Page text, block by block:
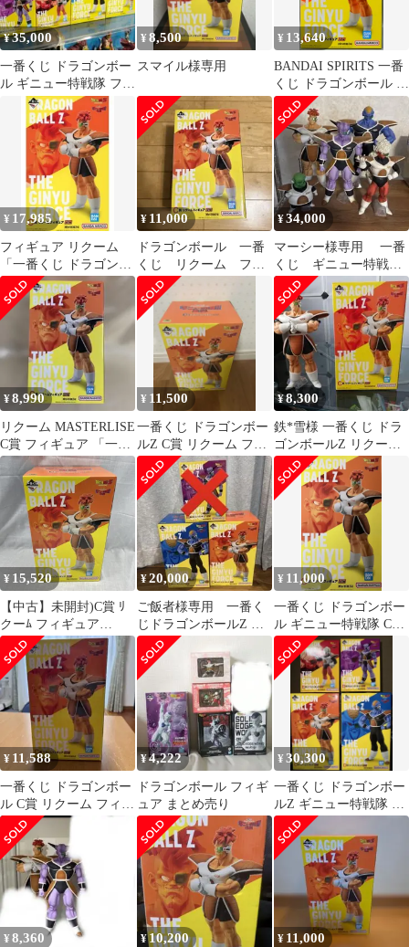
¥35,000
一番くじ ドラゴンボー
ル ギニュー特戦隊 フィ
ギュア ギニュー リク
ーム バータ
¥8,500
スマイル様専用
¥ 13,640
BANDAI SPIRITS 一番
くじ ドラゴンボール ギ
ニュー特戦隊!!来襲 C
賞 リクームフィギュア
¥ 17,985
フィギュア リクーム
「一番くじ ドラゴンボ
ール ギニュー特戦隊!!
来襲」 MASTERLISE C
賞 フィギュア【14日以
内発送】
¥ 11,000
ドラゴンボール 一番
くじ リクーム フィ
ギュア
¥34,000
マーシー様専用 一番
くじ ギニュー特戦
隊 5体セット
¥8,990
リクーム MASTERLISE
C賞 フィギュア 「一番
くじ ドラゴンボール」
¥ 11,500
一番くじ ドラゴンボー
ルZ C賞 リクーム フィ
ギュア
¥8,300
鉄*雪様 一番くじ ドラ
ゴンボールZ リクーム
フィギュア C賞
¥ 15,520
【中古】未開封)C賞 ﾘ
クーﾑ フィギュア
MASTERLISE ｢一番く
じ ﾄﾞﾗｺﾞﾝﾎﾞーﾙ ギﾆｭー
特戦隊!!来襲｣[91]
¥20,000
ご飯者様専用 一番く
じドラゴンボールZ ギ
ニュー特戦隊
¥ 11,000
一番くじ ドラゴンボー
ル ギニュー特戦隊 C賞
リクーム MASTERLISE
¥ 11,588
一番くじ ドラゴンボー
ル C賞 リクーム フィギ
ュア・値下げ品
¥4,222
ドラゴンボール フィギ
ュア まとめ売り
¥30,300
一番くじ ドラゴンボー
ルZ ギニュー特戦隊 フ
ィギュア4種セット
¥ 8,360 ¥ 10,200 ¥ 11,000